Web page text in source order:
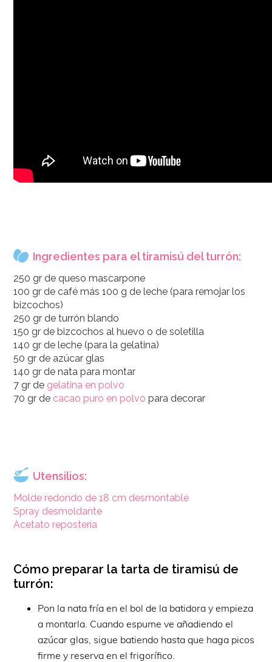
Ingredientes para el tiramisú del turrón:
250 gr de queso mascarpone
100 gr de café más 100 g de leche (para remojar los
bizcochos)
250 gr de turrón blando
150 gr de bizcochos al huevo o de soletilla
140 gr de leche (para la gelatina)
50 gr de azúcar glas
140 gr de nata para montar
7 gr de gelatina en polvo
70 gr de cacao puro en polvo para decorar
Utensilios:
Molde redondo de 18 cm desmontable
Spray desmoldante
Acetato repostería
Cómo preparar la tarta de tiramisú de
turrón:
Pon la nata fría en el bol de la batidora y empieza
a montarla. Cuando espume ve añadiendo el
azúcar glas, sigue batiendo hasta que haga picos
firme y reserva en el frigorífico.